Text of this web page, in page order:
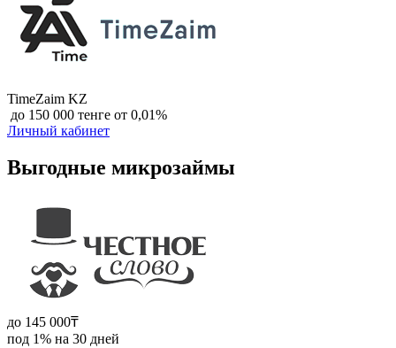
TimeZaim KZ
‍ до 150 000 тенге от 0,01%
Личный кабинет
Выгодные микрозаймы
до 145 000₸
под 1% на 30 дней